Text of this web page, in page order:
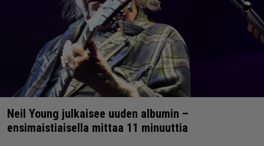
Neil Young julkaisee uuden albumin –
ensimaistiaisella mittaa 11 minuuttia